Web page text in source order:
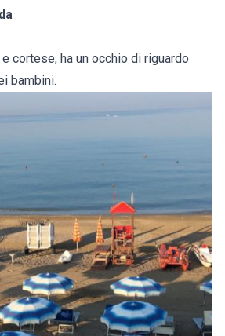
cortese, ha un occhio di riguardo
bambini.